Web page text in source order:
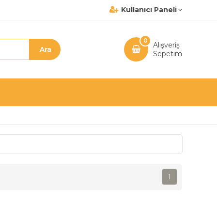
Kullanıcı Paneli
Alışveriş
Sepetim
0
1